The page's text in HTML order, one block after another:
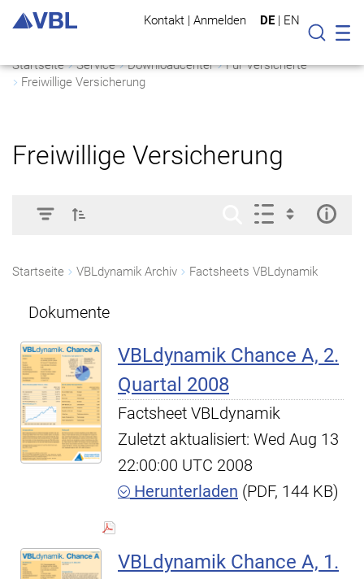
Kontakt | Anmelden DE | EN
Suche
Startseite Service Downloadcenter
Für Versicherte
Freiwillige Versicherung
Freiwillige Versicherung
Startseite VBLdynamik Archiv Factsheets VBLdynamik
Dokumente
VBLdynamik Chance A, 2.
Quartal 2008
Factsheet VBLdynamik
Zuletzt aktualisiert: Wed Aug 13
22:00:00 UTC 2008
Herunterladen (PDF, 144 KB)
VBLdynamik Chance A, 1.